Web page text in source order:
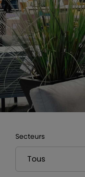
Secteurs